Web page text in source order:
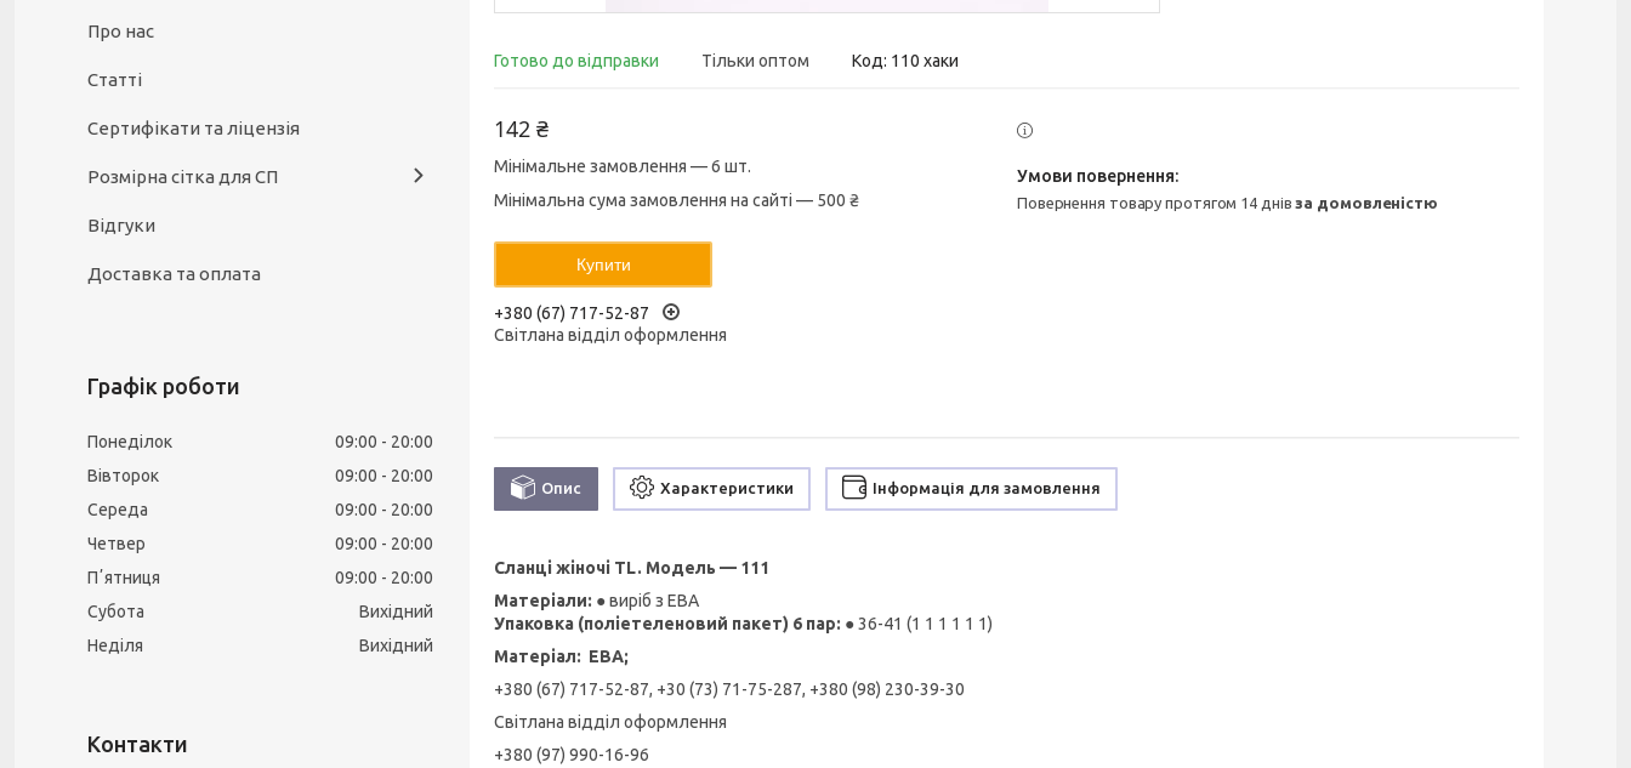
Готово до відправки Тільки оптом Код: 110 хаки
142 ₴
Мінімальне замовлення — 6 шт.
Мінімальна сума замовлення на сайті — 500 ₴
Купити
+380 (67) 717-52-87
Світлана відділ оформлення
повернення товару протягом 14 днівза домовленістю
Опис Характеристики Інформація для замовлення
Сланці жіночі TL. Модель — 111
Матеріали: ● виріб з ЕВА
Упаковка (поліетеленовий пакет) 6 пар: ● 36-41 (1 1 1 1 1 1)
Матеріал: ЕВА;
+380 (67) 717-52-87, +30 (73) 71-75-287, +380 (98) 230-39-30
Світлана відділ оформлення
+380 (97) 990-16-96
Про нас
Статті
Сертифікати та ліцензія
Розмірна сітка для СП
Відгуки
Доставка та оплата
Графік роботи
Понеділок 09:00
20:00
Вівторок
09:00
20:00
Середа
09:00
20:00
Четвер
09:00
20:00
Пʼятниця
09:00
20:00
Субота
Вихідний
Неділя
Вихідний